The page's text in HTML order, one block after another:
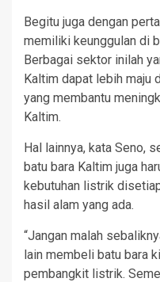
Begitu juga dengan
memiliki keunggulan di
Berbagai sektor inilah
Kaltim dapat lebih maju
yang membantu
Kaltim.
Hal lainnya, kata Seno,
batu bara Kaltim juga
kebutuhan listrik
hasil alam yang ada.
“Jangan malah
lain membeli batu bara
pembangkit listrik.